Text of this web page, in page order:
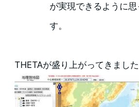
が実現できるように思
す。
THETAが盛り上がってきました